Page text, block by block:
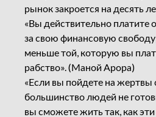
рынок закроется на десять
«Вы действительно платите
за свою финансовую
меньше той, которую вы
рабство». (Маной Арора)
«Если вы пойдете на жертвы
большинство людей не
вы сможете жить так, как